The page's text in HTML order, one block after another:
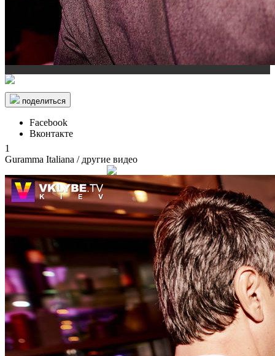
поделиться
Facebook
Вконтакте
1
Guramma Italiana / другие видео